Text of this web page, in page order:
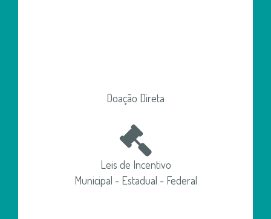
Doação Direta
Leis de Incentivo
Municipal - Estadual - Federal